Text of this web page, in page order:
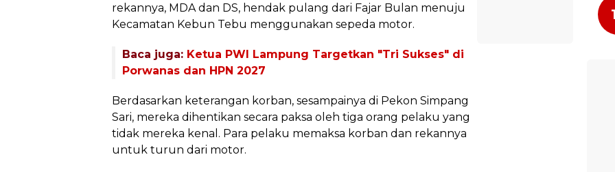
rekannya, MDA dan DS, hendak pulang dari Fajar Bulan menuju
Kecamatan Kebun Tebu menggunakan sepeda motor.
Baca juga: Ketua PWI Lampung Targetkan "Tri Sukses" di
Porwanas dan HPN 2027
Berdasarkan keterangan korban, sesampainya di Pekon Simpang
Sari, mereka dihentikan secara paksa oleh tiga orang pelaku yang
tidak mereka kenal. Para pelaku memaksa korban dan rekannya
untuk turun dari motor.